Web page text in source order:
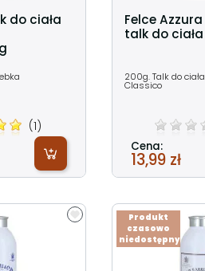
do ciała
(1)
Felce
talk do
200g. Talk do
Classico
Cena:
13,99 zł
Produkt
czasowo
niedostępny